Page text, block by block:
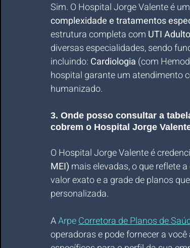
Sim. O Hospital Jorge Valente é
complexidade e tratamentos
estrutura completa com UTI
diversas especialidades, sendo
incluindo: Cardiologia (com
hospital garante um atendimento
humanizado.
3. Onde posso consultar a
cobrem o Hospital Jorge
O Hospital Jorge Valente é
MEI) mais elevadas, o que reflete
valor exato e a grade de planos
personalizada.
A Arpe Corretora de Planos de
operadoras e pode fornecer a